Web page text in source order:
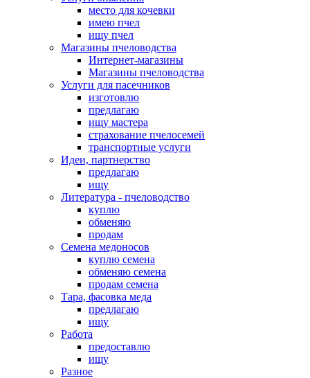
место для кочевки
имею пчел
ищу пчел
Магазины пчеловодства
Интернет-магазины
Магазины пчеловодства
Услуги для пасечников
изготовлю
предлагаю
ищу мастера
страхование пчелосемей
транспортные услуги
Идеи, партнерство
предлагаю
ищу
Литература - пчеловодство
куплю
обменяю
продам
Семена медоносов
куплю семена
обменяю семена
продам семена
Тара, фасовка меда
предлагаю
ищу
Работа
предоставлю
ищу
Разное